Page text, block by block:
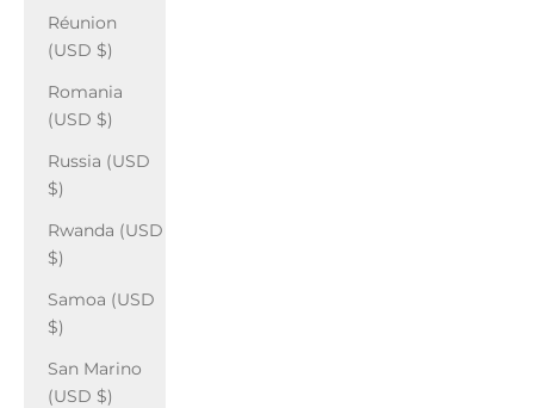
Réunion
(USD $)
Romania
(USD $)
Russia (USD
$)
Rwanda (USD
$)
Samoa (USD
$)
San Marino
(USD $)